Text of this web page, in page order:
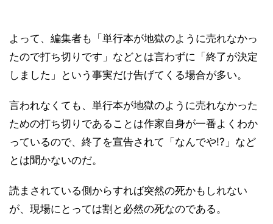
よって、編集者も「単行本が地獄のように売れなかっ
たので打ち切りです」などとは言わずに「終了が決定
しました」という事実だけ告げてくる場合が多い。
言われなくても、単行本が地獄のように売れなかった
ための打ち切りであることは作家自身が一番よくわか
っているので、終了を宣告されて「なんでや!?」など
とは聞かないのだ。
読まされている側からすれば突然の死かもしれない
が、現場にとっては割と必然の死なのである。